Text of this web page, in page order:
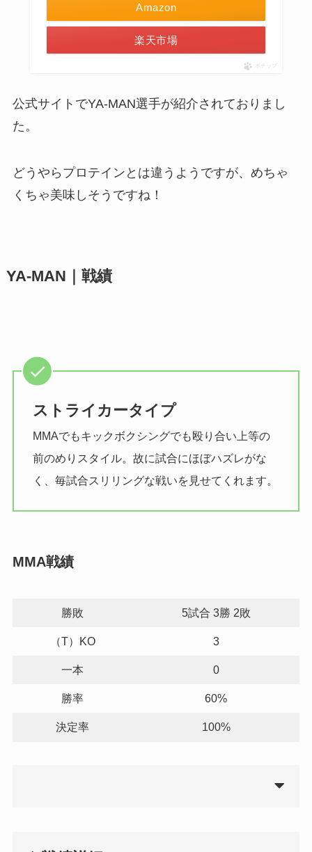
Amazon
楽天市場
ポチップ
公式サイトでYA-MAN選手が紹介されておりまし
た。
どうやらプロテインとは違うようですが、めちゃ
くちゃ美味しそうですね！
YA-MAN｜戦績
ストライカータイプ
MMAでもキックボクシングでも殴り合い上等の
前のめりスタイル。故に試合にほぼハズレがな
く、毎試合スリリングな戦いを見せてくれます。
MMA戦績
勝敗 5試合 3勝 2敗
（T）KO 3
一本 0
勝率 60%
決定率 100%